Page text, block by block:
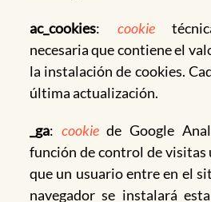
ac_cookies: cookie
necesaria que contiene el
la instalación de cookies.
última actualización.
_ga: cookiede Google
función de control de visitas
que un usuario entre en el
navegador se instalará